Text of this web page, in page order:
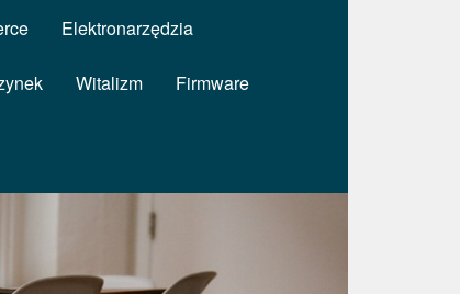
Elektronarzędzia
Witalizm Firmware